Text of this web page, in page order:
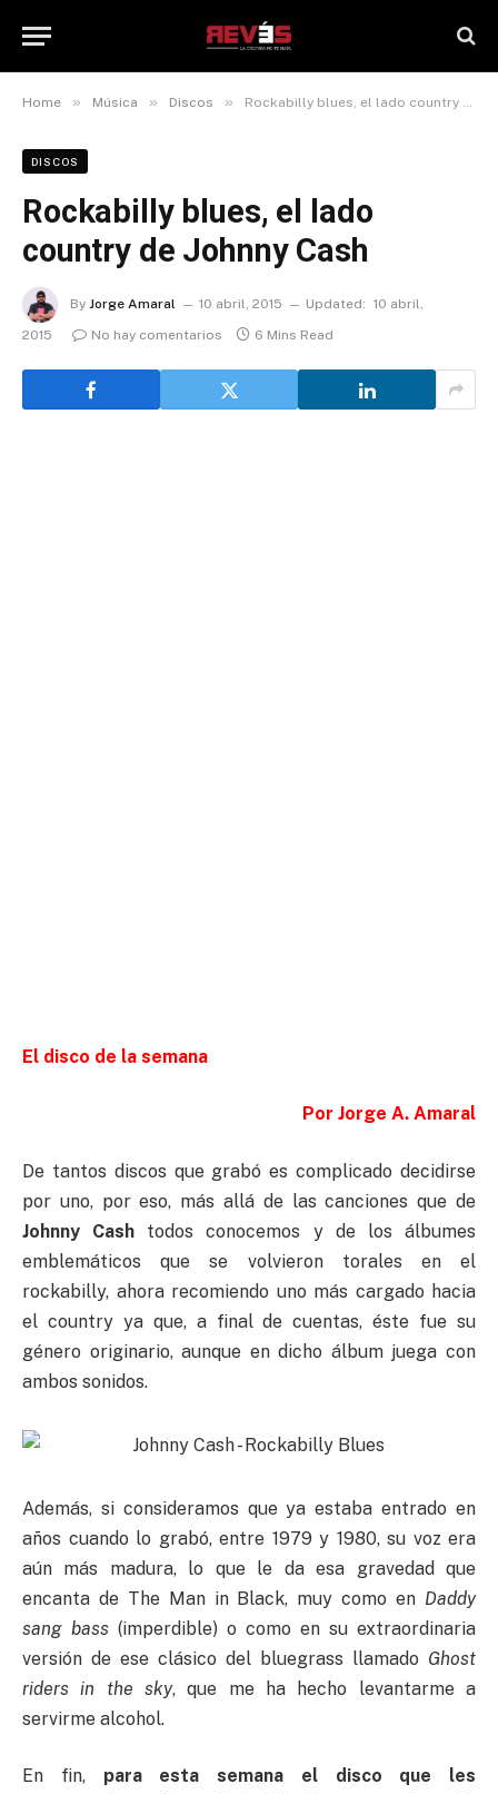
Home » Música » Discos » Rockabilly blues, el lado country de Johnny Cash
DISCOS
Rockabilly blues, el lado
country de Johnny Cash
By Jorge Amaral 10 abril, 2015 Updated: 10 abril,
2015
No hay comentarios 6 Mins Read
El disco de la semana
Por Jorge A. Amaral
De tantos discos que grabó es complicado decidirse
por uno, por eso, más allá de las canciones que de
Johnny Cash todos conocemos y de los álbumes
emblemáticos que se volvieron torales en el
rockabilly, ahora recomiendo uno más cargado hacia
el country ya que, a final de cuentas, éste fue su
género originario, aunque en dicho álbum juega con
ambos sonidos.
Además, si consideramos que ya estaba entrado en
años cuando lo grabó, entre 1979 y 1980, su voz era
aún más madura, lo que le da esa gravedad que
encanta de The Man in Black, muy como en Daddy
sang bass (imperdible) o como en su extraordinaria
versión de ese clásico del bluegrass llamado Ghost
riders in the sky, que me ha hecho levantarme a
servirme alcohol.
En fin, para esta semana el disco que les